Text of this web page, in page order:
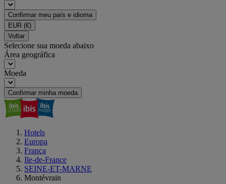
Confirmar meu país e idioma
EUR (€)
Voltar
Selecione sua moeda abaixo
Área geográfica
Moeda
Confirmar minha moeda
Hotels
Europa
França
Ile-de-France
SEINE-ET-MARNE
Montévrain